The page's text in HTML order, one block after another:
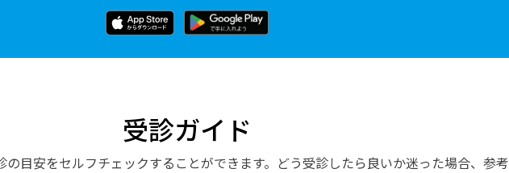
受診ガイド
の目安をセルフチェックすることができます。どう受診したら良いか迷った場合、参考